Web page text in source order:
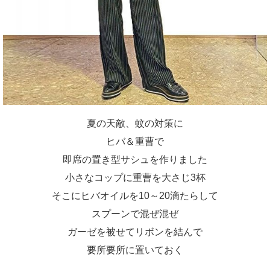
夏の天敵、蚊の対策に
ヒバ＆重曹で
即席の置き型サシュを作りました
小さなコップに重曹を大さじ3杯
そこにヒバオイルを10～20滴たらして
スプーンで混ぜ混ぜ
ガーゼを被せてリボンを結んで
要所要所に置いておく